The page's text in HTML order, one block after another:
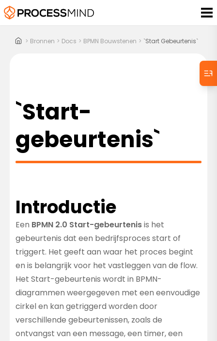
> Bronnen > Docs > BPMN Bouwstenen > `Start Gebeurtenis`
`Start-
gebeurtenis`
Introductie
Een BPMN 2.0 Start-gebeurtenisis het
gebeurtenis dat een bedrijfsproces start of
triggert. Het geeft aan waar het proces begint
en is belangrijk voor het vastleggen van de flow.
Het Start-gebeurtenis wordt in BPMN-
diagrammen weergegeven met een eenvoudige
cirkel en kan getriggerd worden door
verschillende gebeurtenissen, zoals de
ontvangst van een message, een timer, een